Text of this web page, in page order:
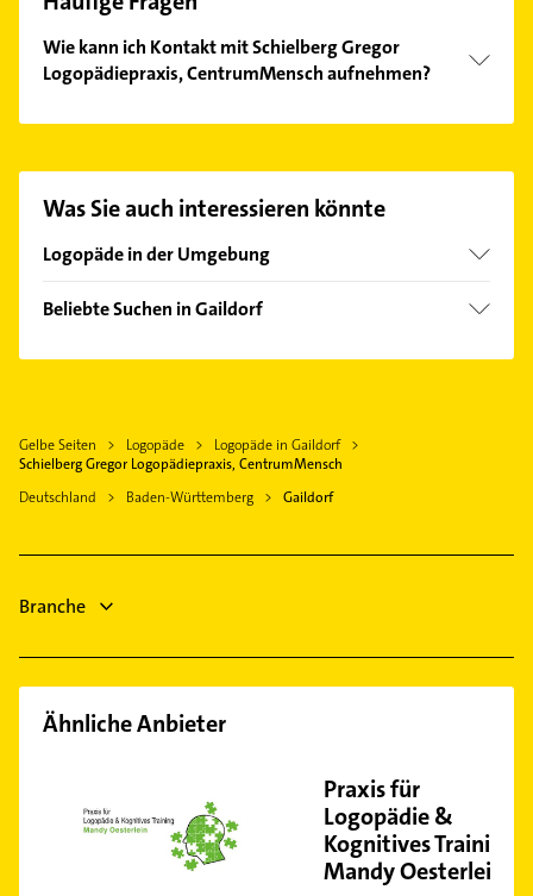
Wie kann ich Kontakt mit Schielberg Gregor
Logopädiepraxis, CentrumMensch aufnehmen?
auswählen. Hier finden Sie alleKontaktdaten
Was Sie auch interessieren könnte
Logopäde in der Umgebung
Schwäbisch Hall
Mutlangen
Crailsheim
Aalen
Winterbach bei Schorndorf Württemberg
Beliebte Suchen in Gaildorf
Bestatter
Heizung & Sanitär
Heizungsbauer
Heizungsfirmen
Gelbe Seiten Logopäde
Logopäde in Gaildorf
Schielberg Gregor Logopädiepraxis, CentrumMensch
Deutschland
Baden-Württemberg Gaildorf
Branche
Ähnliche Anbieter
Praxis für
Logopädie &
Kognitives Training
Mandy Oesterlein